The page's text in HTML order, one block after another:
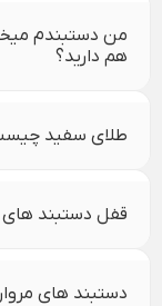
من دستبندم
هم دارید؟
طلای سفید
قفل دستبند های
دستبند های